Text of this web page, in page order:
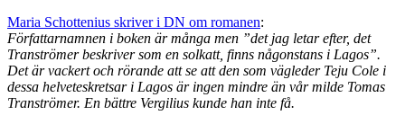
Maria Schottenius skriver i DN om romanen:
Författarnamnen i boken är många men ”det jag letar efter, det
Tranströmer beskriver som en solkatt, finns någonstans i Lagos”.
Det är vackert och rörande att se att den som vägleder Teju Cole i
dessa helveteskretsar i Lagos är ingen mindre än vår milde Tomas
Tranströmer. En bättre Vergilius kunde han inte få.